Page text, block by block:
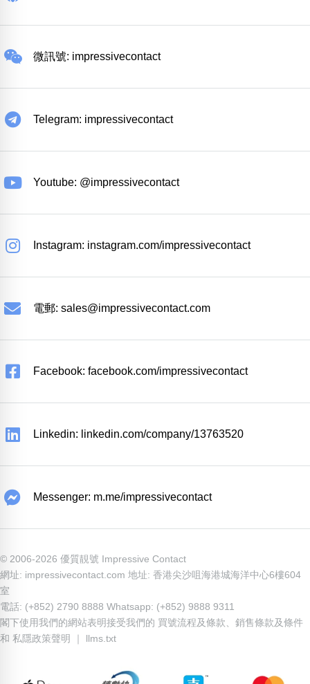
微訊號: impressivecontact
Telegram: impressivecontact
Youtube: @impressivecontact
Instagram: instagram.com/impressivecontact
電郵: sales@impressivecontact.com
Facebook: facebook.com/impressivecontact
Linkedin: linkedin.com/company/13763520
Messenger: m.me/impressivecontact
© 2006-2026 優質靚號 Impressive Contact
網址: impressivecontact.com 地址: 香港尖沙咀海港城海洋中心6樓604
室
電話: (+852) 2790 8888 Whatsapp: (+852) 9888 9311
閣下使用我們的網站表明接受我們的 買號流程及條款
銷售條款及條件
和 私隱政策聲明 llms.txt